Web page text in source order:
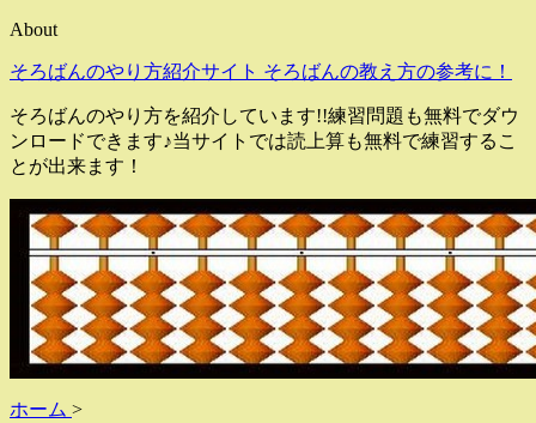
About
そろばんのやり方紹介サイト そろばんの教え方の参考に！
そろばんのやり方を紹介しています!!練習問題も無料でダウ
ンロードできます♪当サイトでは読上算も無料で練習するこ
とが出来ます！
ホーム >